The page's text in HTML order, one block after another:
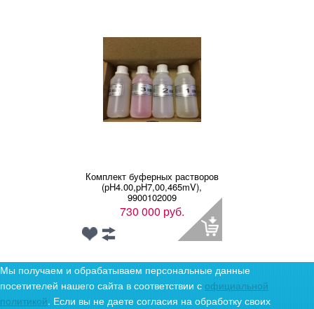
Комплект буферных растворов
(рH4.00,pH7,00,465mV),
9900102009
730 000 руб.
Мы получаем и обрабатываем персональные данные
посетителей нашего сайта в соответствии с официальной
политикой. Если вы не даете согласия на обработку своих